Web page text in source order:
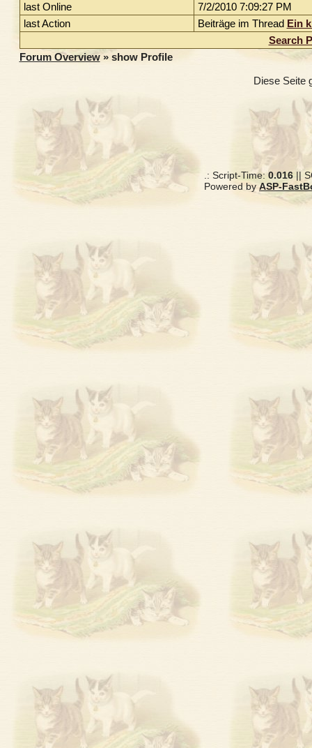
last Online
7/2/2010 7:09:27 PM
last Action
Beiträge im Thread Ein
Search
Forum Overview» show Profile
Diese Seite
.: Script-Time:0.016 ||
Powered by ASP-